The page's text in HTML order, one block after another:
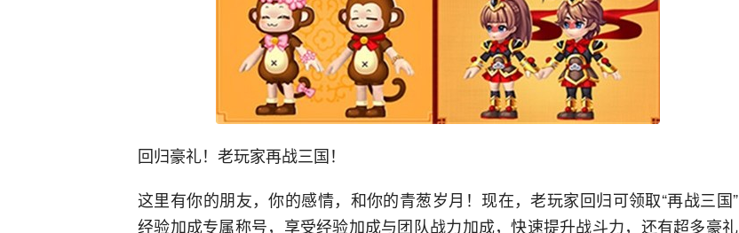
回归豪礼！老玩家再战三国！
这里有你的朋友，你的感情，和你的青葱岁月！现在，老玩家回归可领取“再战三国”
经验加成专属称号，享受经验加成与团队战力加成，快速提升战斗力，还有超多豪礼